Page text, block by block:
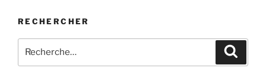
RECHERCHER